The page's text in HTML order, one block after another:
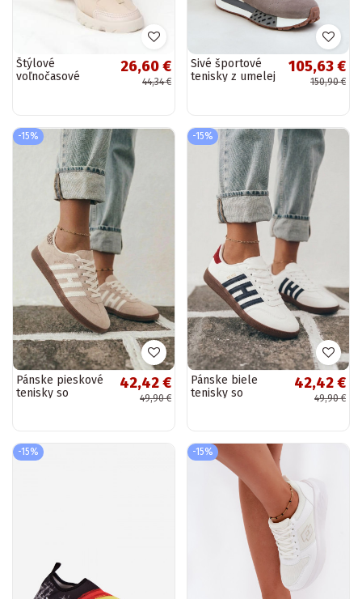
Štýlové
voľnočasové
26,60 €
44,34 €
Sivé športové
tenisky z umelej
šnúrkami Artiker
54C1463
105,63 €
150,90 €
-15%
Pánske pieskové
tenisky so
42,42 €
49,90 €
-15%
Pánske biele
tenisky so
42,42 €
49,90 €
-15% -15%